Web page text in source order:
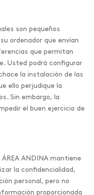
son pequeños
ordenador que envían
que permitan
Usted podrá configurar
la instalación de las
ello perjudique la
Sin embargo, la
el buen ejercicio de
ÁREA ANDINA mantiene
la confidencialidad,
personal, pero no
proporcionada